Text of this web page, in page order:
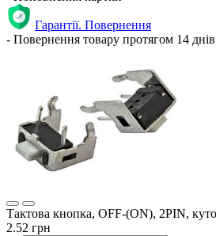
Гарантії. Повернення
- Повернення товару протягом 14
Тактова кнопка, OFF-(ON), 2PIN,
2.52 грн